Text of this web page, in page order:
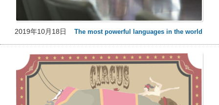
2019年10月18日 The most powerful languages in the world